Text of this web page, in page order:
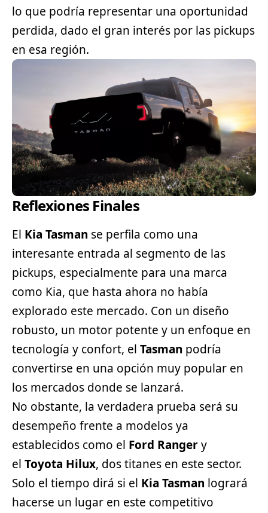
lo que podría representar una oportunidad
perdida, dado el gran interés por las pickups
en esa región.
Reflexiones Finales
El Kia Tasman se perfila como una
interesante entrada al segmento de las
pickups, especialmente para una marca
como Kia, que hasta ahora no había
explorado este mercado. Con un diseño
robusto, un motor potente y un enfoque en
tecnología y confort, el Tasman podría
convertirse en una opción muy popular en
los mercados donde se lanzará.
No obstante, la verdadera prueba será su
desempeño frente a modelos ya
establecidos como el Ford Rangery
el Toyota Hilux, dos titanes en este sector.
Solo el tiempo dirá si el Kia Tasman logrará
hacerse un lugar en este competitivo